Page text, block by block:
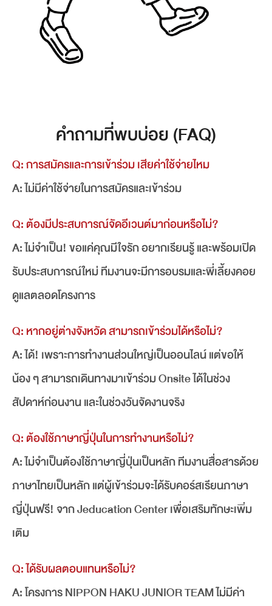
คำถามที่พบบ่อย (FAQ)
Q: การสมัครและการเข้าร่วม เสียค่าใช้จ่ายไหม
A: ไม่มีค่าใช้จ่ายในการสมัครและเข้าร่วม
Q: ต้องมีประสบการณ์จัดอีเวนต์มาก่อนหรือไม่?
A: ไม่จำเป็น! ขอแค่คุณมีใจรัก อยากเรียนรู้ และพร้อมเปิด
รับประสบการณ์ใหม่ ทีมงานจะมีการอบรมและพี่เลี้ยงคอย
ดูแลตลอดโครงการ
Q: หากอยู่ต่างจังหวัด สามารถเข้าร่วมได้หรือไม่?
A: ได้! เพราะการทำงานส่วนใหญ่เป็นออนไลน์ แต่ขอให้
น้อง ๆ สามารถเดินทางมาเข้าร่วม Onsite ได้ในช่วง
สัปดาห์ก่อนงาน และในช่วงวันจัดงานจริง
Q: ต้องใช้ภาษาญี่ปุ่นในการทำงานหรือไม่?
A: ไม่จำเป็นต้องใช้ภาษาญี่ปุ่นเป็นหลัก ทีมงานสื่อสารด้วย
ภาษาไทยเป็นหลัก แต่ผู้เข้าร่วมจะได้รับคอร์สเรียนภาษา
ญี่ปุ่นฟรี! จาก Jeducation Center เพื่อเสริมทักษะเพิ่ม
เติม
Q: ได้รับผลตอบแทนหรือไม่?
A: โครงการ NIPPON HAKU JUNIOR TEAM ไม่มีค่า